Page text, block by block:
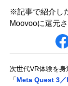
※記事で紹介し
Moovooに還元
次世代VR体験を
「Meta Quest 3